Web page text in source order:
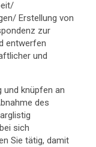
Erstellung von
zur
entwerfen
und
und knüpfen an
des
sich
Sie tätig, damit